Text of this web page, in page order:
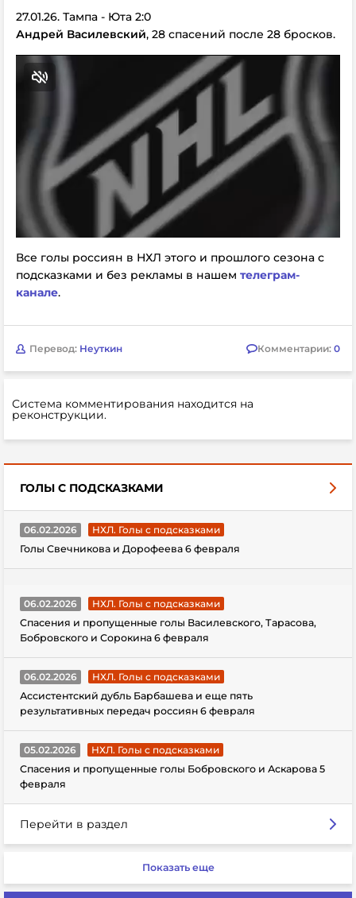
27.01.26. Тампа - Юта 2:0
Андрей Василевский, 28 спасений после 28 бросков.
Все голы россиян в НХЛ этого и прошлого сезона с
подсказками и без рекламы в нашем телеграм-
канале.
Перевод: Неуткин Комментарии: 0
Система комментирования находится на
реконструкции.
ГОЛЫ С ПОДСКАЗКАМИ
06.02.2026
НХЛ. Голы с подсказками
Голы Свечникова и Дорофеева 6 февраля
06.02.2026
НХЛ. Голы с подсказками
Спасения и пропущенные голы Василевского, Тарасова,
Бобровского и Сорокина 6 февраля
06.02.2026
НХЛ. Голы с подсказками
Ассистентский дубль Барбашева и еще пять
результативных передач россиян 6 февраля
05.02.2026
НХЛ. Голы с подсказками
Спасения и пропущенные голы Бобровского и Аскарова 5
февраля
Перейти в раздел
Показать еще